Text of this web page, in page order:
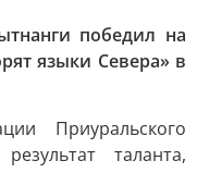
победил на
языки Севера» в
Приуральского
таланта,